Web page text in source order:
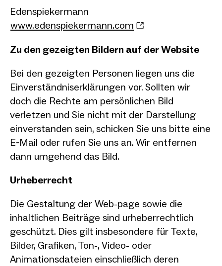
Edenspiekermann
www.edenspiekermann.com
Zu den gezeigten Bildern auf der Website
Bei den gezeigten Personen liegen uns die
Einverständniserklärungen vor. Sollten wir
doch die Rechte am persönlichen Bild
verletzen und Sie nicht mit der Darstellung
einverstanden sein, schicken Sie uns bitte eine
E-Mail oder rufen Sie uns an. Wir entfernen
dann umgehend das Bild.
Urheberrecht
Die Gestaltung der Web-page sowie die
inhaltlichen Beiträge sind urheberrechtlich
geschützt. Dies gilt insbesondere für Texte,
Bilder, Grafiken, Ton-, Video- oder
Animationsdateien einschließlich deren